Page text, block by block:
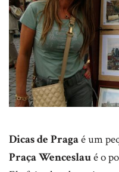
Dicas de Pragaé um
Praça Wenceslaué o